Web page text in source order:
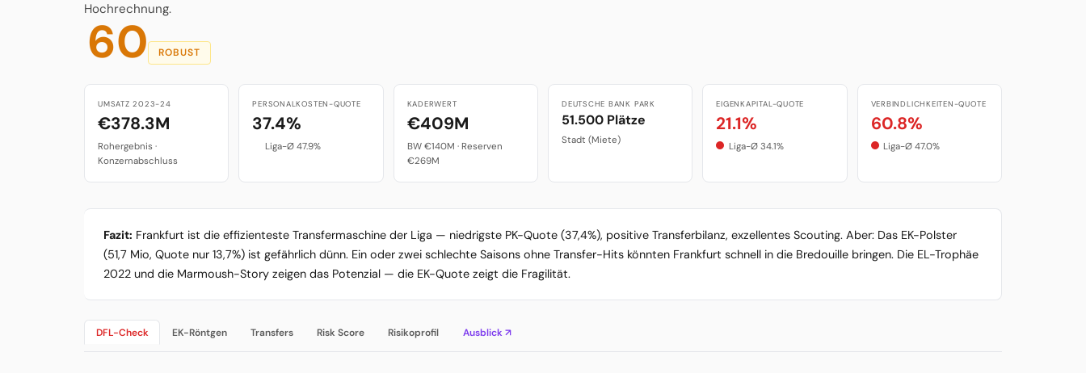
Hochrechnung.
60 ROBUST
UMSATZ 2023-24
€378.3M
Rohergebnis ·
Konzernabschluss
PERSONALKOSTEN-QUOTE
37.4%
Liga-Ø 47.9%
KADERWERT
€409M
BW €140M · Reserven
€269M
DEUTSCHE BANK PARK
51.500 Plätze
Stadt (Miete)
EIGENKAPITAL-QUOTE
21.1%
Liga-Ø 34.1%
VERBINDLICHKEITEN-QUOTE
60.8%
Liga-Ø 47.0%
Fazit: Frankfurt ist die effizienteste Transfermaschine der Liga — niedrigste PK-Quote (37,4%), positive Transferbilanz, exzellentes Scouting. Aber: Das EK-Polster
(51,7 Mio, Quote nur 13,7%) ist gefährlich dünn. Ein oder zwei schlechte Saisons ohne Transfer-Hits könnten Frankfurt schnell in die Bredouille bringen. Die EL-Trophäe
2022 und die Marmoush-Story zeigen das Potenzial — die EK-Quote zeigt die Fragilität.
DFL-Check EK-Röntgen Transfers Risk Score Risikoprofil Ausblick ↗